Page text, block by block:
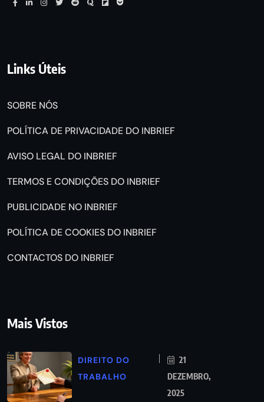
Links Úteis
SOBRE NÓS
POLÍTICA DE PRIVACIDADE DO INBRIEF
AVISO LEGAL DO INBRIEF
TERMOS E CONDIÇÕES DO INBRIEF
PUBLICIDADE NO INBRIEF
POLÍTICA DE COOKIES DO INBRIEF
CONTACTOS DO INBRIEF
Mais Vistos
DIREITO DO
TRABALHO
21
DEZEMBRO,
2025